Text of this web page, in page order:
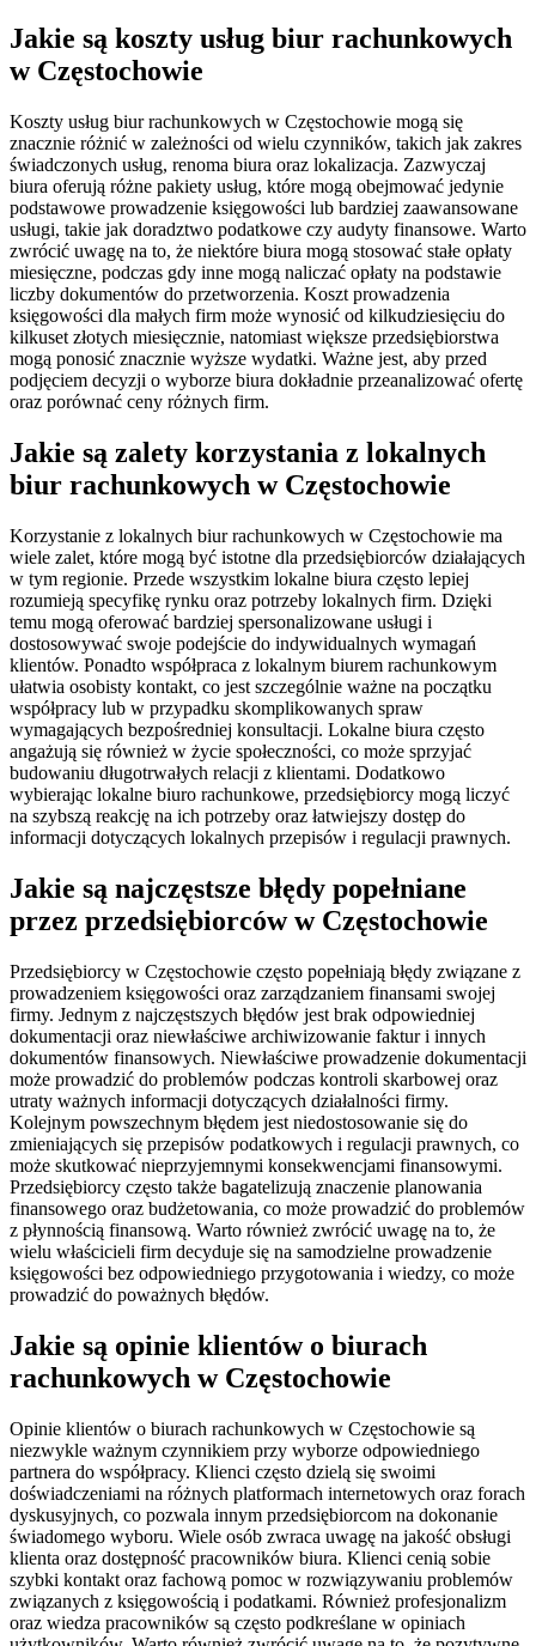
Jakie są koszty usług biur rachunkowych
w Częstochowie
Koszty usług biur rachunkowych w Częstochowie mogą się
znacznie różnić w zależności od wielu czynników, takich jak zakres
świadczonych usług, renoma biura oraz lokalizacja. Zazwyczaj
biura oferują różne pakiety usług, które mogą obejmować jedynie
podstawowe prowadzenie księgowości lub bardziej zaawansowane
usługi, takie jak doradztwo podatkowe czy audyty finansowe. Warto
zwrócić uwagę na to, że niektóre biura mogą stosować stałe opłaty
miesięczne, podczas gdy inne mogą naliczać opłaty na podstawie
liczby dokumentów do przetworzenia. Koszt prowadzenia
księgowości dla małych firm może wynosić od kilkudziesięciu do
kilkuset złotych miesięcznie, natomiast większe przedsiębiorstwa
mogą ponosić znacznie wyższe wydatki. Ważne jest, aby przed
podjęciem decyzji o wyborze biura dokładnie przeanalizować ofertę
oraz porównać ceny różnych firm.
Jakie są zalety korzystania z lokalnych
biur rachunkowych w Częstochowie
Korzystanie z lokalnych biur rachunkowych w Częstochowie ma
wiele zalet, które mogą być istotne dla przedsiębiorców działających
w tym regionie. Przede wszystkim lokalne biura często lepiej
rozumieją specyfikę rynku oraz potrzeby lokalnych firm. Dzięki
temu mogą oferować bardziej spersonalizowane usługi i
dostosowywać swoje podejście do indywidualnych wymagań
klientów. Ponadto współpraca z lokalnym biurem rachunkowym
ułatwia osobisty kontakt, co jest szczególnie ważne na początku
współpracy lub w przypadku skomplikowanych spraw
wymagających bezpośredniej konsultacji. Lokalne biura często
angażują się również w życie społeczności, co może sprzyjać
budowaniu długotrwałych relacji z klientami. Dodatkowo
wybierając lokalne biuro rachunkowe, przedsiębiorcy mogą liczyć
na szybszą reakcję na ich potrzeby oraz łatwiejszy dostęp do
informacji dotyczących lokalnych przepisów i regulacji prawnych.
Jakie są najczęstsze błędy popełniane
przez przedsiębiorców w Częstochowie
Przedsiębiorcy w Częstochowie często popełniają błędy związane z
prowadzeniem księgowości oraz zarządzaniem finansami swojej
firmy. Jednym z najczęstszych błędów jest brak odpowiedniej
dokumentacji oraz niewłaściwe archiwizowanie faktur i innych
dokumentów finansowych. Niewłaściwe prowadzenie dokumentacji
może prowadzić do problemów podczas kontroli skarbowej oraz
utraty ważnych informacji dotyczących działalności firmy.
Kolejnym powszechnym błędem jest niedostosowanie się do
zmieniających się przepisów podatkowych i regulacji prawnych, co
może skutkować nieprzyjemnymi konsekwencjami finansowymi.
Przedsiębiorcy często także bagatelizują znaczenie planowania
finansowego oraz budżetowania, co może prowadzić do problemów
z płynnością finansową. Warto również zwrócić uwagę na to, że
wielu właścicieli firm decyduje się na samodzielne prowadzenie
księgowości bez odpowiedniego przygotowania i wiedzy, co może
prowadzić do poważnych błędów.
Jakie są opinie klientów o biurach
rachunkowych w Częstochowie
Opinie klientów o biurach rachunkowych w Częstochowie są
niezwykle ważnym czynnikiem przy wyborze odpowiedniego
partnera do współpracy. Klienci często dzielą się swoimi
doświadczeniami na różnych platformach internetowych oraz forach
dyskusyjnych, co pozwala innym przedsiębiorcom na dokonanie
świadomego wyboru. Wiele osób zwraca uwagę na jakość obsługi
klienta oraz dostępność pracowników biura. Klienci cenią sobie
szybki kontakt oraz fachową pomoc w rozwiązywaniu problemów
związanych z księgowością i podatkami. Również profesjonalizm
oraz wiedza pracowników są często podkreślane w opiniach